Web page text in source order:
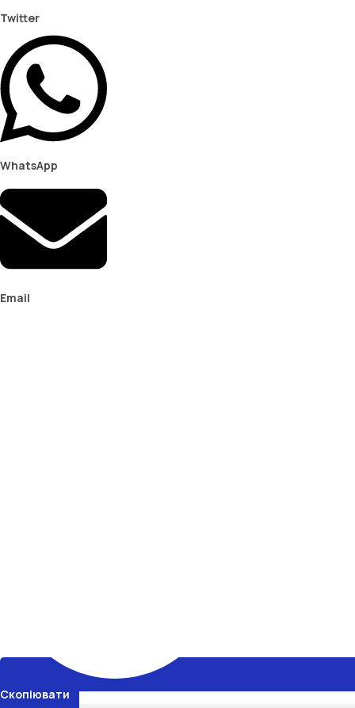
Twitter
WhatsApp
Email
Скопіювати